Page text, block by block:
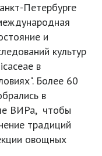
Петербурге
и
культур
в
Более 60
в
ВИРа, чтобы
традиций
овощных